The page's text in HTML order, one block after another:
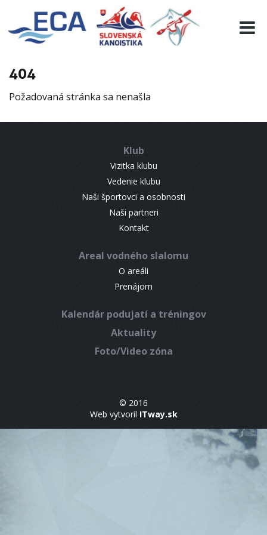
404
Požadovaná stránka sa nenašla
Klub
Vizitka klubu
Vedenie klubu
Naši športovci a osobnosti
Naši partneri
Kontakt
Areal vodného slalomu
O areáli
Prenájom
Kalendár podujatí a tréningov
Aktuality
Foto/Video zóna
© 2016
Web vytvoril ITway.sk
EURO 19
INFO
RESULTS
CONTACT